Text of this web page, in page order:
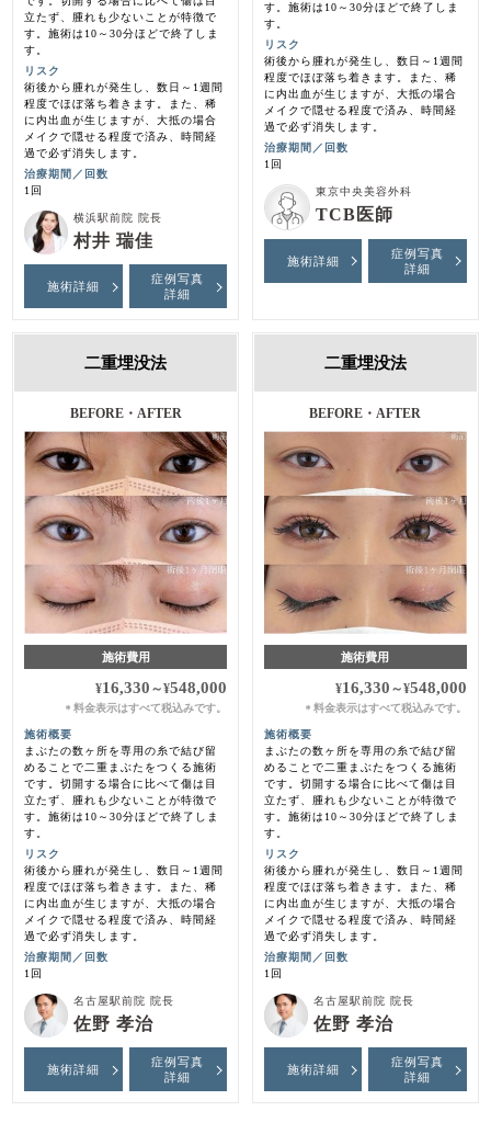
立たず、腫れも少ないことが特徴で
す。施術は10～30分ほどで終了しま
す。
リスク
術後から腫れが発生し、数日～1週間
程度でほぼ落ち着きます。また、稀
に内出血が生じますが、大抵の場合
メイクで隠せる程度で済み、時間経
過で必ず消失します。
治療期間／回数
1回
横浜駅前院 院長
村井 瑞佳
施術詳細
症例写真
詳細
す。施術は10～30分ほどで終了しま
す。
リスク
術後から腫れが発生し、数日～1週間
程度でほぼ落ち着きます。また、稀
に内出血が生じますが、大抵の場合
メイクで隠せる程度で済み、時間経
過で必ず消失します。
治療期間／回数
1回
東京中央美容外科
TCB医師
施術詳細
症例写真
詳細
二重埋没法
BEFORE・AFTER
施術費用
¥16,330 ～¥548,000
＊料金表示はすべて税込みです。
施術概要
まぶたの数ヶ所を専用の糸で結び留
めることで二重まぶたをつくる施術
です。切開する場合に比べて傷は目
立たず、腫れも少ないことが特徴で
す。施術は10～30分ほどで終了しま
す。
リスク
術後から腫れが発生し、数日～1週間
程度でほぼ落ち着きます。また、稀
に内出血が生じますが、大抵の場合
メイクで隠せる程度で済み、時間経
過で必ず消失します。
治療期間／回数
1回
名古屋駅前院 院長
佐野 孝治
施術詳細
症例写真
詳細
二重埋没法
BEFORE・AFTER
施術費用
¥16,330 ～¥548,000
＊ 料金表示はすべて税込みです。
施術概要
まぶたの数ヶ所を専用の糸で結び留
めることで二重まぶたをつくる施術
です。切開する場合に比べて傷は目
立たず、腫れも少ないことが特徴で
す。施術は10～30分ほどで終了しま
す。
リスク
術後から腫れが発生し、数日～1週間
程度でほぼ落ち着きます。また、稀
に内出血が生じますが、大抵の場合
メイクで隠せる程度で済み、時間経
過で必ず消失します。
治療期間／回数
1回
名古屋駅前院 院長
佐野 孝治
施術詳細
症例写真
詳細